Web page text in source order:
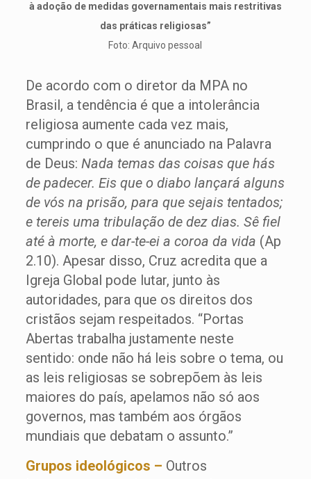
à adoção de medidas governamentais mais restritivas
das práticas religiosas”
Foto: Arquivo pessoal
De acordo com o diretor da MPA no
Brasil, a tendência é que a intolerância
religiosa aumente cada vez mais,
cumprindo o que é anunciado na Palavra
de Deus: Nada temas das coisas que hás
de padecer. Eis que o diabo lançará alguns
de vós na prisão, para que sejais tentados;
e tereis uma tribulação de dez dias. Sê fiel
até à morte, e dar-te-ei a coroa da vida (Ap
2.10). Apesar disso, Cruz acredita que a
Igreja Global pode lutar, junto às
autoridades, para que os direitos dos
cristãos sejam respeitados. “Portas
Abertas trabalha justamente neste
sentido: onde não há leis sobre o tema, ou
as leis religiosas se sobrepõem às leis
maiores do país, apelamos não só aos
governos, mas também aos órgãos
mundiais que debatam o assunto.”
Grupos ideológicos – Outros